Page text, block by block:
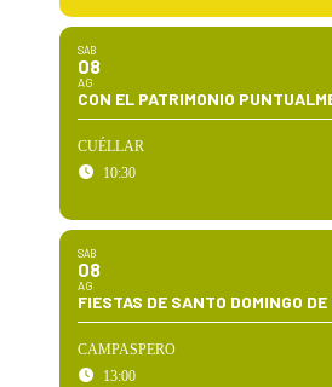
SÁB
08
AG
CON EL PATRIMONIO
CUÉLLAR
10:30
SÁB
08
AG
FIESTAS DE SANTO DOMINGO
CAMPASPERO
13:00